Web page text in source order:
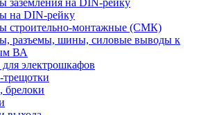
на DIN-рейку
строительно-монтажные (СМК)
разъемы, шины, силовые выводы к
ВА
электрошкафов
брелоки